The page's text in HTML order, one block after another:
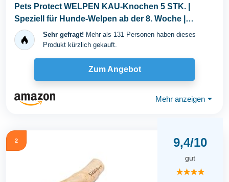
Pets Protect WELPEN KAU-Knochen 5 STK. |
Speziell für Hunde-Welpen ab der 8. Woche |
Glutenfrei...Sehr gefragt! Mehr als 131 Personen haben dieses
Produkt kürzlich gekauft.
Zum Angebot
Mehr anzeigen ⏷
2 9,4/10
gut
★★★★